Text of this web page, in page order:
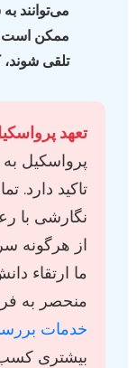
می‌توانند
ممکن است
تلقی
تعهد
پرواسکیل
تاکید دارد.
نگارشی با
از هرگونه
ما ارتقاء
منحصر به
خدمات
بیشتری کسب